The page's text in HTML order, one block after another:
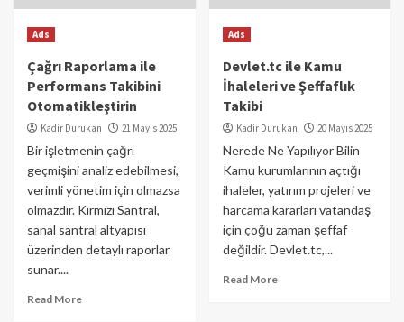
Ads
Çağrı Raporlama ile
Performans Takibini
Otomatikleştirin
Kadir Durukan 21 Mayıs 2025
Bir işletmenin çağrı
geçmişini analiz edebilmesi,
verimli yönetim için olmazsa
olmazdır. Kırmızı Santral,
sanal santral altyapısı
üzerinden detaylı raporlar
sunar....
Read More
Ads
Devlet.tc ile Kamu
İhaleleri ve Şeffaflık
Takibi
Kadir Durukan 20 Mayıs 2025
Nerede Ne Yapılıyor Bilin
Kamu kurumlarının açtığı
ihaleler, yatırım projeleri ve
harcama kararları vatandaş
için çoğu zaman şeffaf
değildir. Devlet.tc,...
Read More